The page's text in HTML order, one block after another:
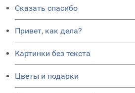
Сказать спасибо
Привет, как дела?
Картинки без текста
Цветы и подарки